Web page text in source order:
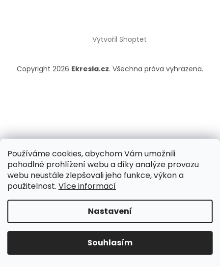
Používáme cookies, abychom Vám umožnili
pohodlné prohlížení webu a díky analýze provozu
webu neustále zlepšovali jeho funkce, výkon a
použitelnost. Více informací
Nastavení
Souhlasím
í
Vytvořil Shoptet
Copyright 2026 Ekresla.cz. Všechna práva vyhrazena.